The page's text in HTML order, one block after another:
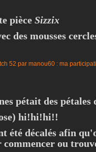
pièce Sizzix
des mousses
pétait des pétales
hi!hi!hi!!
été décalés afin
commencer ou